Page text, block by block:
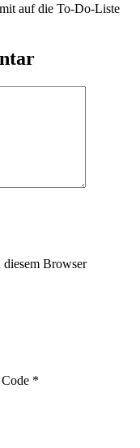
auf die To-Do-Liste
Browser
*